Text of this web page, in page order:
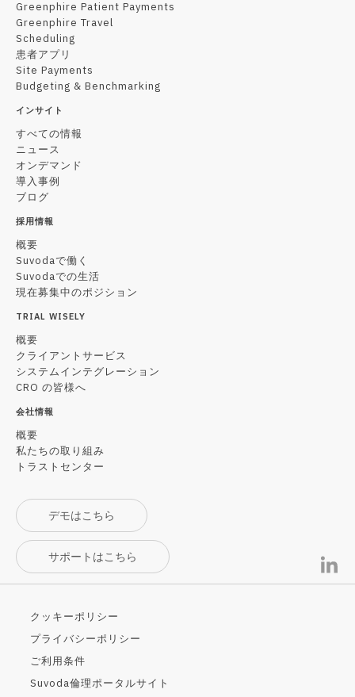
Greenphire Patient Payments
Greenphire Travel
Scheduling
患者アプリ
Site Payments
Budgeting & Benchmarking
インサイト
すべての情報
ニュース
オンデマンド
導入事例
ブログ
採用情報
概要
Suvodaで働く
Suvodaでの生活
現在募集中のポジション
TRIAL WISELY
概要
クライアントサービス
システムインテグレーション
CRO の皆様へ
会社情報
概要
私たちの取り組み
トラストセンター
デモはこちら
サポートはこちら
クッキーポリシー
プライバシーポリシー
ご利用条件
Suvoda倫理ポータルサイト